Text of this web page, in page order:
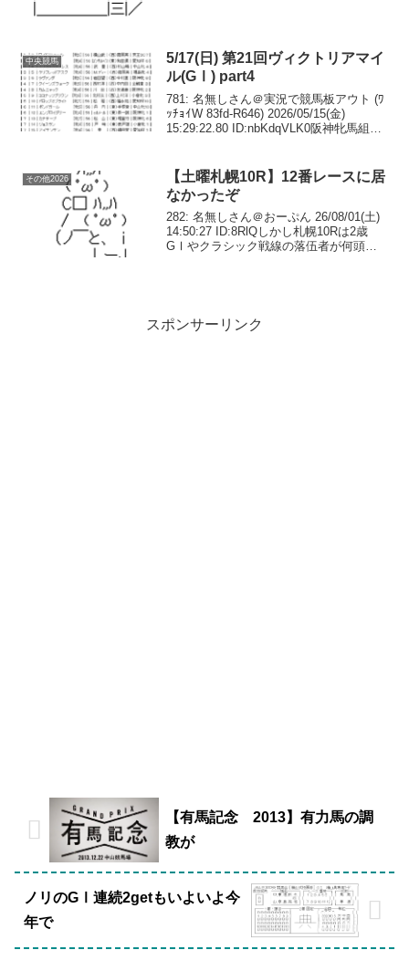
中央競馬
5/17(日) 第21回ヴィクトリアマイ
ル(GⅠ) part4
781: 名無しさん＠実況で競馬板アウト (ﾜ
ｯﾁｮｲW 83fd-R646) 2026/05/15(金)
15:29:22.80 ID:nbKdqVLK0阪神牝馬組な
その他2026
【土曜札幌10R】12番レースに居
なかったぞ
282: 名無しさん＠おーぷん 26/08/01(土)
14:50:27 ID:8RlQしかし札幌10Rは2歳
GⅠやクラシック戦線の落伍者が何頭か
スポンサーリンク
【有馬記念 2013】有力馬の調
教が
ノリのGⅠ連続2getもいよいよ今
年で